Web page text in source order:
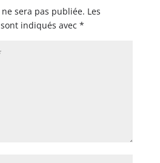
sera pas publiée. Les
indiqués avec *